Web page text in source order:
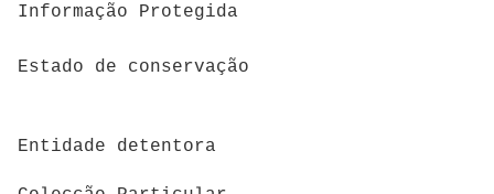
Informação Protegida
Estado de conservação
Entidade detentora